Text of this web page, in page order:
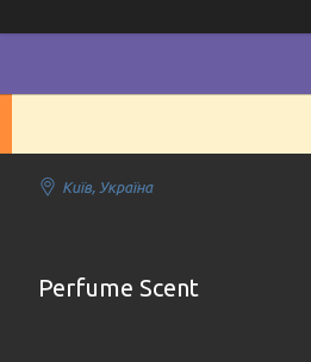
Київ, Україна
Perfume Scent